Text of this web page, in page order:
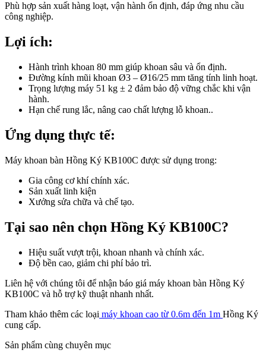
Phù hợp sản xuất hàng loạt, vận hành ổn định, đáp ứng nhu cầu
công nghiệp.
Lợi ích:
Hành trình khoan 80 mm giúp khoan sâu và ổn định.
Đường kính mũi khoan Ø3 – Ø16/25 mm tăng tính linh hoạt.
Trọng lượng máy 51 kg ± 2 đảm bảo độ vững chắc khi vận
hành.
Hạn chế rung lắc, nâng cao chất lượng lỗ khoan..
Ứng dụng thực tế:
Máy khoan bàn Hồng Ký KB100C được sử dụng trong:
Gia công cơ khí chính xác.
Sản xuất linh kiện
Xưởng sửa chữa và chế tạo.
Tại sao nên chọn Hồng Ký KB100C?
Hiệu suất vượt trội, khoan nhanh và chính xác.
Độ bền cao, giảm chi phí bảo trì.
Liên hệ với chúng tôi để nhận báo giá máy khoan bàn Hồng Ký
KB100C và hỗ trợ kỹ thuật nhanh nhất.
Tham khảo thêm các loại máy khoan cao từ 0.6m đến 1m Hồng Ký
cung cấp.
Sản phẩm cùng chuyên mục